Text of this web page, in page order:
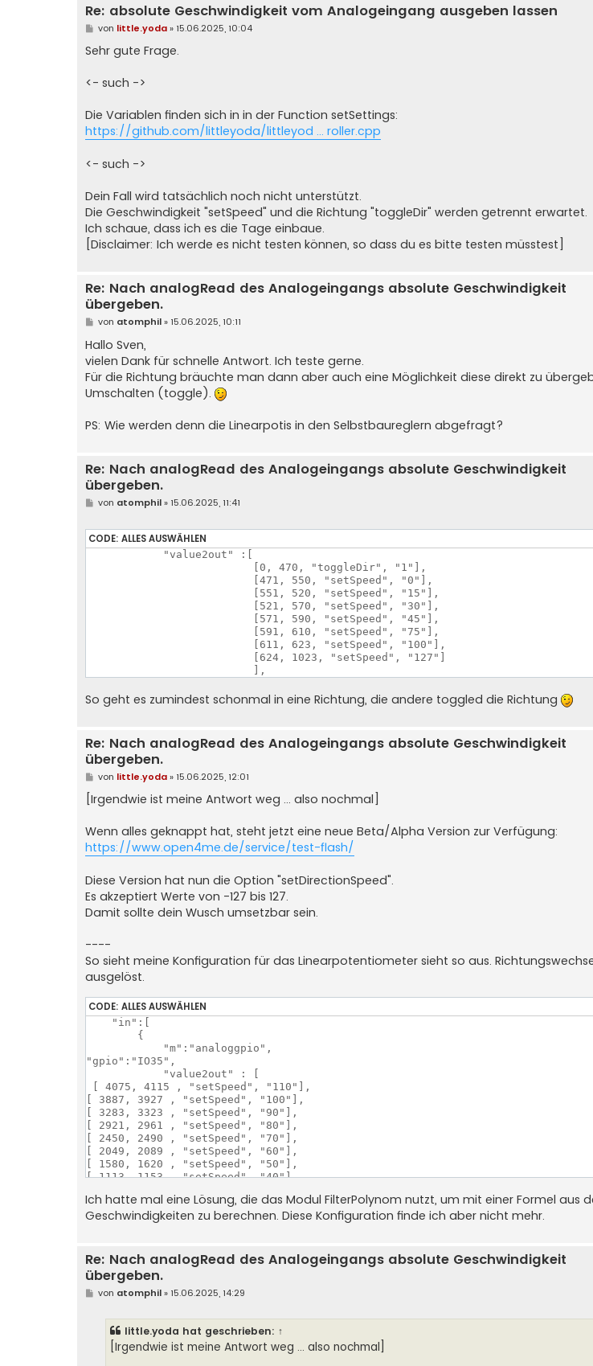
Re: absolute Geschwindigkeit vom Analogeingang ausgeben lassen
B
i
t
a
von little.yoda» 15.06.2025, 10:04
Sehr gute Frage.
<- such ->
Die Variablen finden sich in in der Function setSettings:
https://github.com/littleyoda/littleyod ... roller.cpp
<- such ->
Dein Fall wird tatsächlich noch nicht unterstützt.
Die Geschwindigkeit "setSpeed" und die Richtung "toggleDir" werden getrennt erwartet.
Ich schaue, dass ich es die Tage einbaue.
[Disclaimer: Ich werde es nicht testen können, so dass du es bitte testen müsstest]
Re: Nach analogRead des Analogeingangs absolute Geschwindigkeit
übergeben.
B
i
t
r
a
g
von atomphil» 15.06.2025, 10:11
Hallo Sven,
vielen Dank für schnelle Antwort. Ich teste gerne.
Für die Richtung bräuchte man dann aber auch eine Möglichkeit diese direkt zu
Umschalten (toggle).
PS: Wie werden denn die Linearpotis in den Selbstbaureglern abgefragt?
Re: Nach analogRead des Analogeingangs absolute Geschwindigkeit
übergeben.
B
t
r
von atomphil» 15.06.2025, 11:41
CODE: ALLES AUSWÄHLEN
                          [0, 470, "toggleDir", "1"],
                          [471, 550, "setSpeed", "0"],
                          [551, 520, "setSpeed", "15"],
                          [521, 570, "setSpeed", "30"],
[571, 590, "setSpeed",
                          [591, 610, "setSpeed", "75"],
                          [611, 623, "setSpeed", "100"],
                          [624, 1023, "setSpeed", "127"]
So geht es zumindest schonmal in eine Richtung, die andere toggled die Richtung
Re: Nach analogRead des Analogeingangs absolute Geschwindigkeit
übergeben.
B
i
t
a
g
von little.yoda» 15.06.2025, 12:01
[Irgendwie ist meine Antwort weg ... also nochmal]
Wenn alles geknappt hat, steht jetzt eine neue Beta/Alpha Version zur Verfügung:
https://www.open4me.de/service/test-flash/
Diese Version hat nun die Option "setDirectionSpeed".
Es akzeptiert Werte von -127 bis 127.
Damit sollte dein Wusch umsetzbar sein.
----
So sieht meine Konfiguration für das Linearpotentiometer sieht so aus.
ausgelöst.
CODE: ALLES AUSWÄHLEN
    "in":[
        {
            "m":"analoggpio",
"gpio":"IO35",
            "value2out" : [
[ 4075, 4115 , "setSpeed", "110"],
[ 3887, 3927 , "setSpeed", "100"],
[ 3283, 3323 , "setSpeed", "90"],
[ 2921, 2961 , "setSpeed", "80"],
[ 2450, 2490 , "setSpeed", "70"],
[ 2049, 2089 , "setSpeed", "60"],
[ 1580, 1620 , "setSpeed", "50"],
[ 1113, 1153 , "setSpeed", "40"],
[ 299, 339 , "setSpeed", "20"],
[ 11, 51 , "setSpeed", "10"],
            "out": [ "lctl" ]
        },
Ich hatte mal eine Lösung, die das Modul FilterPolynom nutzt, um mit einer Formel aus
Geschwindigkeiten zu berechnen. Diese Konfiguration finde ich aber nicht mehr.
Re: Nach analogRead des Analogeingangs absolute Geschwindigkeit
übergeben.
Bvon atomphil» 15.06.2025, 14:29
little.yoda hat geschrieben: ↑
[Irgendwie ist meine Antwort weg ... also nochmal]